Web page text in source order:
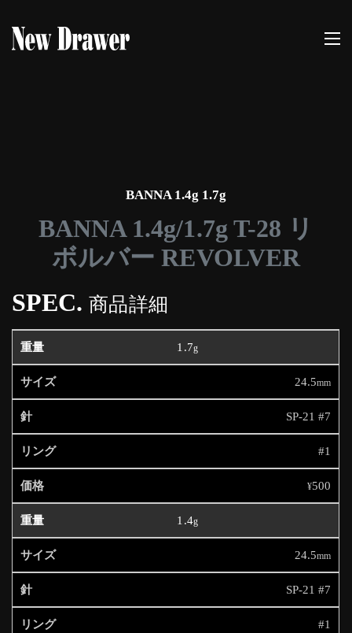
BANNA 1.4g 1.7g
BANNA 1.4g/1.7g T-28 リ
ボルバー REVOLVER
SPEC.商品詳細
1.7g
24.5mm
SP-21 #7
#1
¥500
1.4g
24.5mm
SP-21 #7
#1